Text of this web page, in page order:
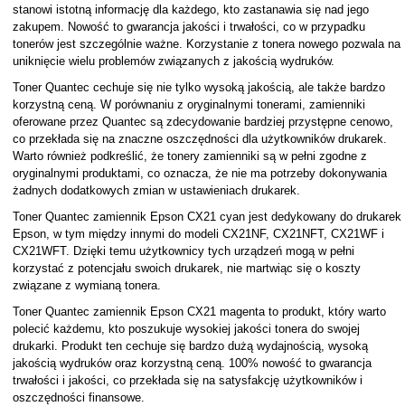
stanowi istotną informację dla każdego, kto zastanawia się nad jego
zakupem. Nowość to gwarancja jakości i trwałości, co w przypadku
tonerów jest szczególnie ważne. Korzystanie z tonera nowego pozwala na
uniknięcie wielu problemów związanych z jakością wydruków.
Toner Quantec cechuje się nie tylko wysoką jakością, ale także bardzo
korzystną ceną. W porównaniu z oryginalnymi tonerami, zamienniki
oferowane przez Quantec są zdecydowanie bardziej przystępne cenowo,
co przekłada się na znaczne oszczędności dla użytkowników drukarek.
Warto również podkreślić, że tonery zamienniki są w pełni zgodne z
oryginalnymi produktami, co oznacza, że nie ma potrzeby dokonywania
żadnych dodatkowych zmian w ustawieniach drukarek.
Toner Quantec zamiennik Epson CX21 cyan jest dedykowany do drukarek
Epson, w tym między innymi do modeli CX21NF, CX21NFT, CX21WF i
CX21WFT. Dzięki temu użytkownicy tych urządzeń mogą w pełni
korzystać z potencjału swoich drukarek, nie martwiąc się o koszty
związane z wymianą tonera.
Toner Quantec zamiennik Epson CX21 magenta to produkt, który warto
polecić każdemu, kto poszukuje wysokiej jakości tonera do swojej
drukarki. Produkt ten cechuje się bardzo dużą wydajnością, wysoką
jakością wydruków oraz korzystną ceną. 100% nowość to gwarancja
trwałości i jakości, co przekłada się na satysfakcję użytkowników i
oszczędności finansowe.